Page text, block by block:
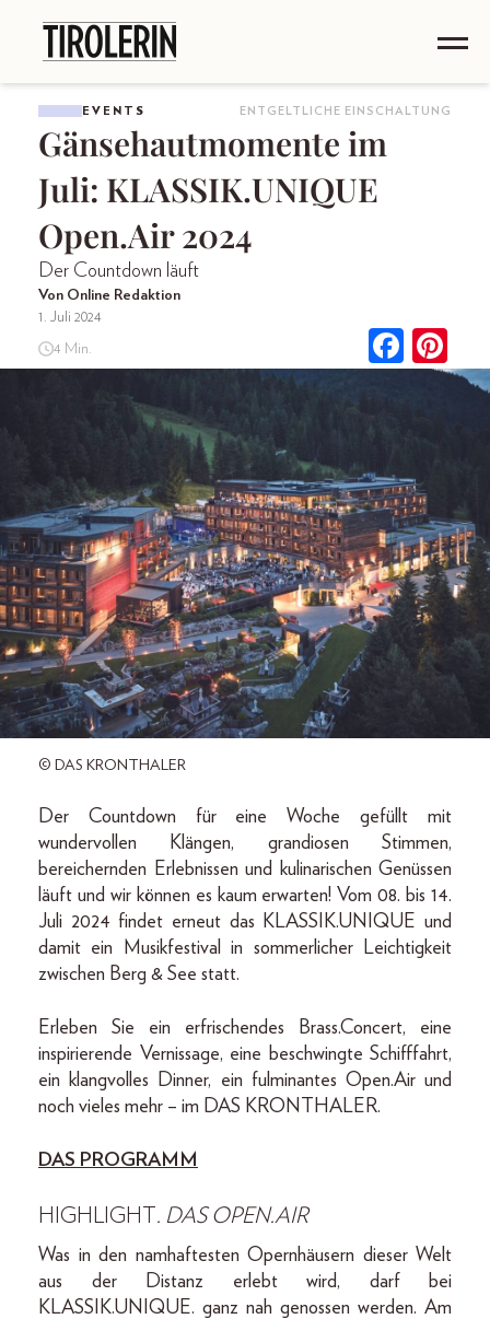
EVENTS ENTGELTLICHE EINSCHALTUNG
Gänsehautmomente im
Juli: KLASSIK.UNIQUE
Open.Air 2024
Der Countdown läuft
Von Online Redaktion
1. Juli 2024
4 Min.
© DAS KRONTHALER
Der Countdown für eine Woche gefüllt mit
wundervollen Klängen, grandiosen Stimmen,
bereichernden Erlebnissen und kulinarischen Genüssen
läuft und wir können es kaum erwarten! Vom 08. bis 14.
Juli 2024 findet erneut das KLASSIK.UNIQUE und
damit ein Musikfestival in sommerlicher Leichtigkeit
zwischen Berg & See statt.
Erleben Sie ein erfrischendes Brass.Concert, eine
inspirierende Vernissage, eine beschwingte Schifffahrt,
ein klangvolles Dinner, ein fulminantes Open.Air und
noch vieles mehr – im DAS KRONTHALER.
DAS PROGRAMM
HIGHLIGHT . DAS OPEN.AIR
Was in den namhaftesten Opernhäusern dieser Welt
aus der Distanz erlebt wird, darf bei
KLASSIK.UNIQUE. ganz nah genossen werden. Am